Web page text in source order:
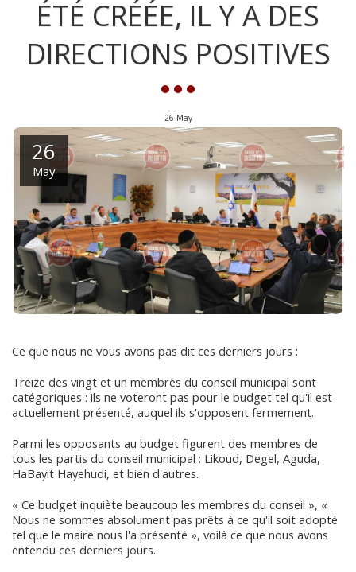
ÉTÉ CRÉÉE, IL Y A DES
DIRECTIONS POSITIVES
26 May
26
May
Ce que nous ne vous avons pas dit ces derniers jours :
Treize des vingt et un membres du conseil municipal sont
catégoriques : ils ne voteront pas pour le budget tel qu'il est
actuellement présenté, auquel ils s'opposent fermement.
Parmi les opposants au budget figurent des membres de
tous les partis du conseil municipal : Likoud, Degel, Aguda,
HaBayit Hayehudi, et bien d'autres.
« Ce budget inquiète beaucoup les membres du conseil », «
Nous ne sommes absolument pas prêts à ce qu'il soit adopté
tel que le maire nous l'a présenté », voilà ce que nous avons
entendu ces derniers jours.